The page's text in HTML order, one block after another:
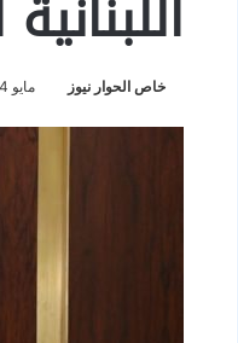
خاص الحوار نيوز مايو 14, 2019